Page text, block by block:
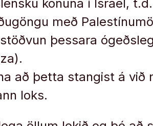
konuna í Ísrael,
með
þessara
að þetta stangist á við
loks.